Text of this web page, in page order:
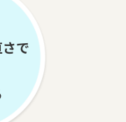
で